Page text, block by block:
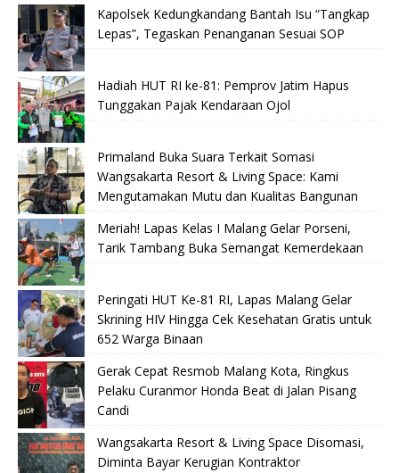
Kapolsek Kedungkandang Bantah Isu “Tangkap
Lepas”, Tegaskan Penanganan Sesuai SOP
Hadiah HUT RI ke-81: Pemprov Jatim Hapus
Tunggakan Pajak Kendaraan Ojol
Primaland Buka Suara Terkait Somasi
Wangsakarta Resort & Living Space: Kami
Mengutamakan Mutu dan Kualitas Bangunan
Meriah! Lapas Kelas I Malang Gelar Porseni,
Tarik Tambang Buka Semangat Kemerdekaan
Peringati HUT Ke-81 RI, Lapas Malang Gelar
Skrining HIV Hingga Cek Kesehatan Gratis untuk
652 Warga Binaan
Gerak Cepat Resmob Malang Kota, Ringkus
Pelaku Curanmor Honda Beat di Jalan Pisang
Candi
Wangsakarta Resort & Living Space Disomasi,
Diminta Bayar Kerugian Kontraktor